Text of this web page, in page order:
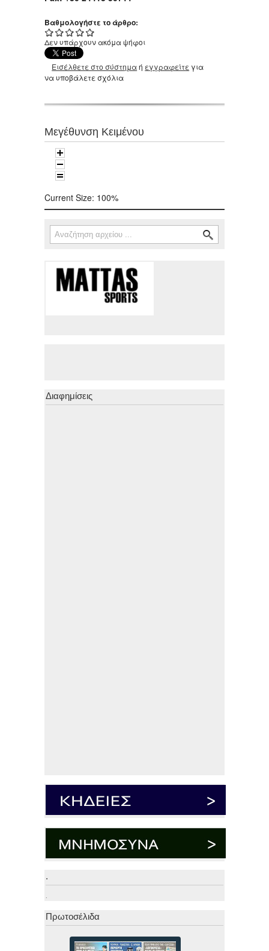
Βαθμολογήστε το άρθρο:
Δεν υπάρχουν ακόμα ψήφοι
Εισέλθετε στο σύστημαή εγγραφείτε για
να υποβάλετε σχόλια
Μεγέθυνση Κειμένου
Current Size: 100%
Φόρμα αναζήτησης
Αναζήτηση
Διαφημίσεις
.
.
Πρωτοσέλιδα